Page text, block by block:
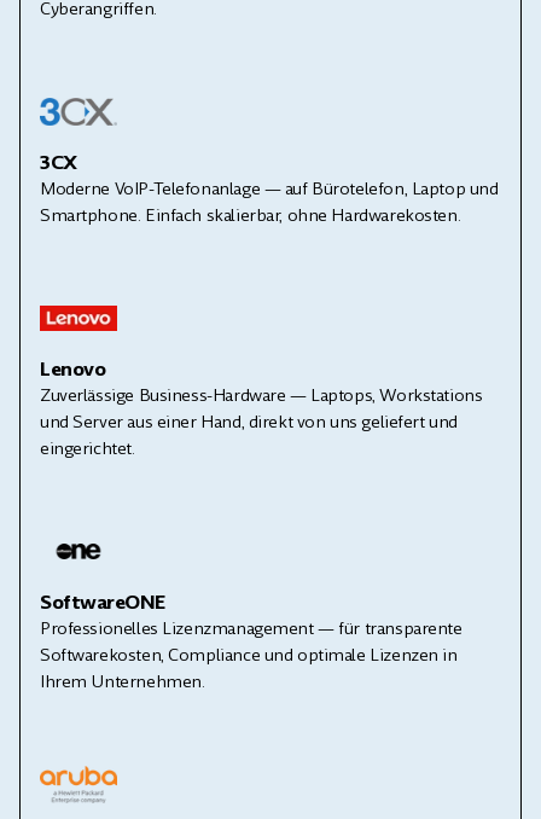
Cyberangriffen.
3CX
Moderne VoIP-Telefonanlage — auf Bürotelefon, Laptop und
Smartphone. Einfach skalierbar, ohne Hardwarekosten.
Lenovo
Zuverlässige Business-Hardware — Laptops, Workstations
und Server aus einer Hand, direkt von uns geliefert und
eingerichtet.
SoftwareONE
Professionelles Lizenzmanagement — für transparente
Softwarekosten, Compliance und optimale Lizenzen in
Ihrem Unternehmen.